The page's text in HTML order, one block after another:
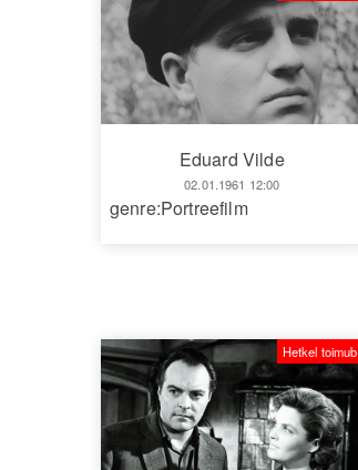
Eduard Vilde
02.01.1961 12:00
genre:Portreefilm
Hetkel toimub